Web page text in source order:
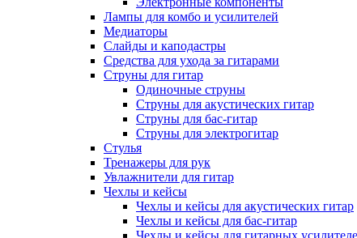
Лампы для комбо и усилителей
Медиаторы
Слайды и каподастры
Средства для ухода за гитарами
Струны для гитар
Одиночные струны
Струны для акустических гитар
Струны для бас-гитар
Струны для электрогитар
Стулья
Тренажеры для рук
Увлажнители для гитар
Чехлы и кейсы
Чехлы и кейсы для акустических гитар
Чехлы и кейсы для бас-гитар
Чехлы и кейсы для гитарных